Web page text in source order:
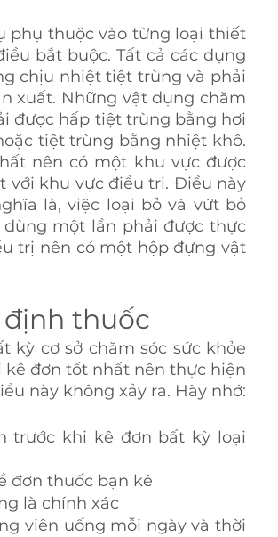
phụ thuộc vào từng loại thiết
bắt buộc. Tất cả các dụng
chịu nhiệt tiệt trùng và phải
xuất. Những vật dụng chăm
được hấp tiệt trùng bằng hơi
tiệt trùng bằng nhiệt khô.
nên có một khu vực được
với khu vực điều trị. Điều này
là, việc loại bỏ và vứt bỏ
một lần phải được thực
trị nên có một hộp đựng vật
định thuốc
kỳ cơ sở chăm sóc sức khỏe
kê đơn tốt nhất nên thực hiện
này không xảy ra. Hãy nhớ:
trước khi kê đơn bất kỳ loại
đơn thuốc bạn kê
là chính xác
viên uống mỗi ngày và thời